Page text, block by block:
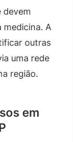
devem
medicina. A
outras
uma rede
região.
em